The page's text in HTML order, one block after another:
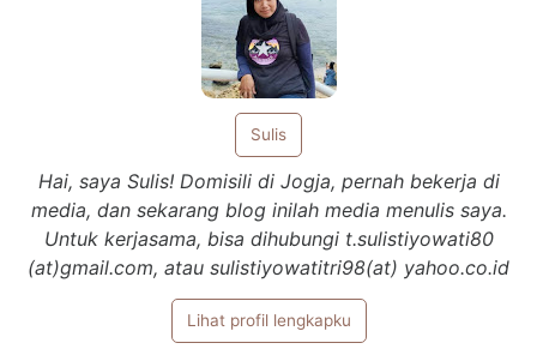
Sulis
Hai, saya Sulis! Domisili di Jogja, pernah bekerja di
media, dan sekarang blog inilah media menulis saya.
Untuk kerjasama, bisa dihubungi t.sulistiyowati80
(at)gmail.com, atau sulistiyowatitri98(at) yahoo.co.id
Lihat profil lengkapku